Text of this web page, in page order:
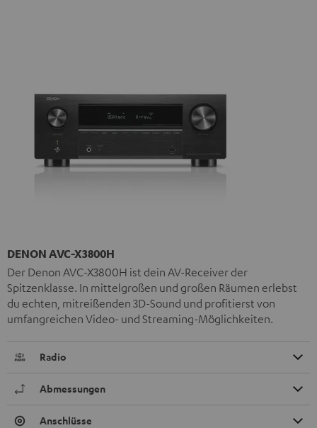
DENON AVC-X3800H
Der Denon AVC-X3800H ist dein AV-Receiver der
Spitzenklasse. In mittelgroßen und großen Räumen erlebst
du echten, mitreißenden 3D-Sound und profitierst von
umfangreichen Video- und Streaming-Möglichkeiten.
Radio
Abmessungen
Anschlüsse